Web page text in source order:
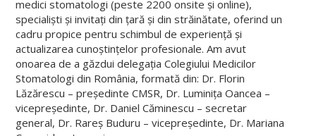
medici stomatologi (peste 2200 onsite și online),
specialiști și invitați din țară și din străinătate, oferind un
cadru propice pentru schimbul de experiență și
actualizarea cunoștințelor profesionale. Am avut
onoarea de a găzdui delegația Colegiului Medicilor
Stomatologi din România, formată din: Dr. Florin
Lăzărescu – președinte CMSR, Dr. Luminița Oancea –
vicepreședinte, Dr. Daniel Căminescu – secretar
general, Dr. Rareș Buduru – vicepreședinte, Dr. Mariana